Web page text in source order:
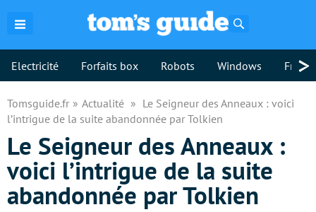
Electricité Forfaits box Robots Windows >
Tomsguide.fr Actualité
Le Seigneur des Anneaux : voici
l’intrigue de la suite abandonnée par Tolkien
Le Seigneur des Anneaux :
voici l’intrigue de la suite
abandonnée par Tolkien